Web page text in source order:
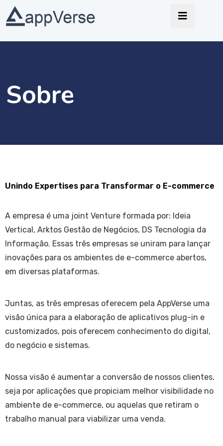
Sobre
Unindo Expertises para Transformar o E-commerce
A empresa é uma joint Venture formada por: Ideia
Vertical, Arktos Gestão de Negócios, DS Tecnologia da
Informação. Essas três empresas se uniram para lançar
inovações para os ambientes de e-commerce abertos,
em diversas plataformas.
​Juntas, as três empresas oferecem pela AppVerse uma
visão única para a elaboração de aplicativos plug-in e
customizados, pois oferecem conhecimento do digital,
do negócio e sistemas.
Nossa visão é aumentar a conversão de nossos clientes,
seja por aplicações que propiciam melhor visibilidade no
ambiente de e-commerce, ou aquelas que retiram o
trabalho manual para viabilizar uma venda.